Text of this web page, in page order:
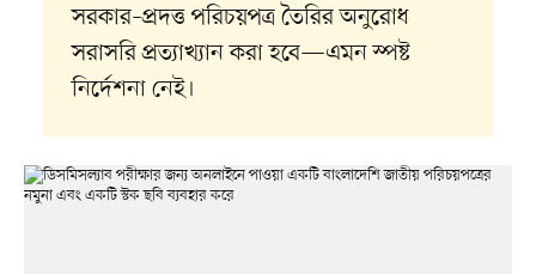
সরকার–প্রদত্ত পরিচয়পত্র তৈরির অনুরোধ
সরাসরি প্রত্যাখ্যান করা হবে—এমন স্পষ্ট
নির্দেশনা নেই।